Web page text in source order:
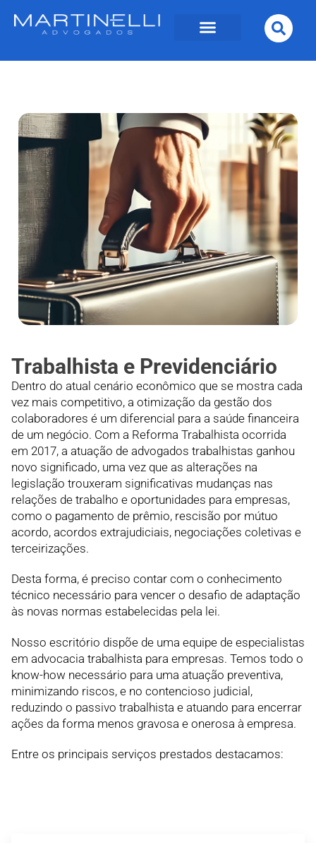
Trabalhista e Previdenciário
Dentro do atual cenário econômico que se mostra cada
vez mais competitivo, a otimização da gestão dos
colaboradores é um diferencial para a saúde financeira
de um negócio. Com a Reforma Trabalhista ocorrida
em 2017, a atuação de advogados trabalhistas ganhou
novo significado, uma vez que as alterações na
legislação trouxeram significativas mudanças nas
relações de trabalho e oportunidades para empresas,
como o pagamento de prêmio, rescisão por mútuo
acordo, acordos extrajudiciais, negociações coletivas e
terceirizações.
Desta forma, é preciso contar com o conhecimento
técnico necessário para vencer o desafio de adaptação
às novas normas estabelecidas pela lei.
Nosso escritório dispõe de uma equipe de especialistas
em advocacia trabalhista para empresas. Temos todo o
know-how necessário para uma atuação preventiva,
minimizando riscos, e no contencioso judicial,
reduzindo o passivo trabalhista e atuando para encerrar
ações da forma menos gravosa e onerosa à empresa.
Entre os principais serviços prestados destacamos: